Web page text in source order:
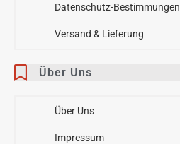
Datenschutz-Bestimmungen
Versand & Lieferung
Über Uns
Über Uns
Impressum